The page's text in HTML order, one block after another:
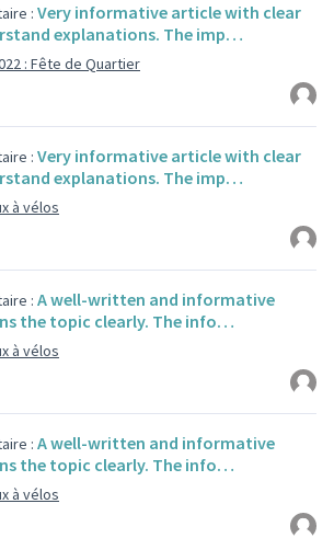
: Very informative article with clear
explanations. The imp…
: Fête de Quartier
: Very informative article with clear
explanations. The imp…
à vélos
: A well-written and informative
the topic clearly. The info…
à vélos
: A well-written and informative
the topic clearly. The info…
à vélos